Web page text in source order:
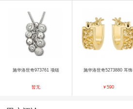
施华洛世奇973761 项链
暂无
施华洛世奇5273880 耳饰
￥590